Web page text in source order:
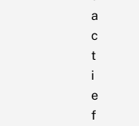
a
c
t
i
e
f